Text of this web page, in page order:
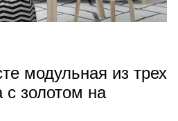
модульная из трех
с золотом на